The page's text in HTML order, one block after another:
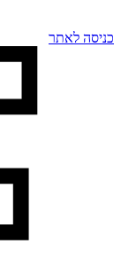
כניסה לאתר